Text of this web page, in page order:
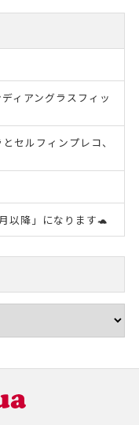
ィアングラスフィッ
セルフィンプレコ、
以降」になります🐢